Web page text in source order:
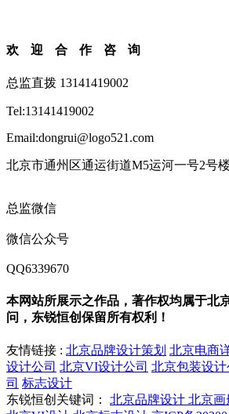
欢迎合作咨询
总监直拨 13141419002
Tel:13141419002
Email:dongrui@logo521.com
北京市通州区通运街道M5运河一号2号
总监微信
微信公众号
QQ6339670
本网站所展示之作品，著作权均属于北
问，东锐恒创保留所有权利！
友情链接 : 北京品牌设计策划 北京电商
设计公司 北京VI设计公司 北京包装设计
司 标志设计
东锐恒创关键词：
北京品牌设计 北京画